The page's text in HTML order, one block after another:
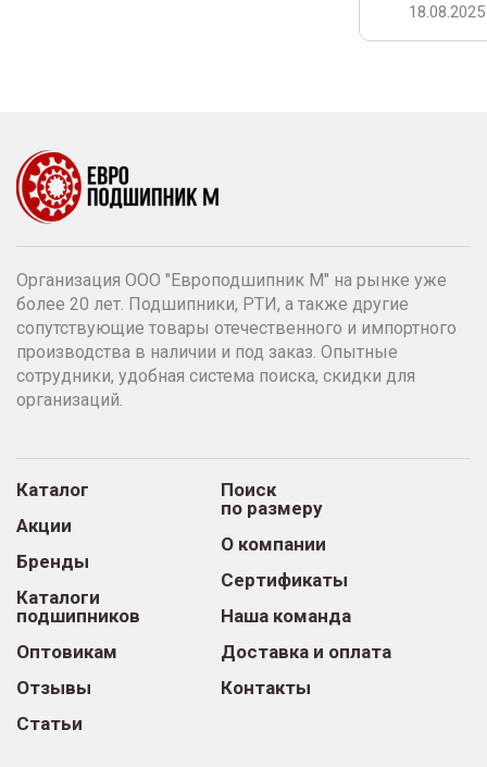
18.08.2025
Организация ООО "Европодшипник М" на рынке уже
более 20 лет. Подшипники, РТИ, а также другие
сопутствующие товары отечественного и импортного
производства в наличии и под заказ. Опытные
сотрудники, удобная система поиска, скидки для
организаций.
Каталог
Акции
Бренды
Каталоги
подшипников
Оптовикам
Отзывы
Статьи
Поиск
по размеру
О компании
Сертификаты
Наша команда
Доставка и оплата
Контакты